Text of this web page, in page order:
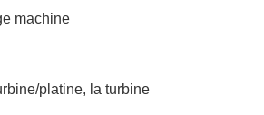
machine
platine, la turbine